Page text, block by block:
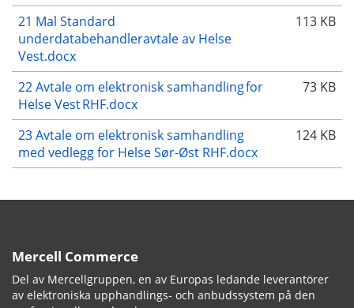
21 Mal Standard
underdatabehandleravtale av Helse
Vest.docx
113 KB
22 Avtale om elektronisk samhandling for
Helse Vest RHF.docx
73 KB
23 Avtale om elektronisk samhandling
med vedlegg for Helse Sør-Øst RHF.docx
124 KB
Mercell Commerce
Del av Mercellgruppen, en av Europas ledande leverantörer
av elektroniska upphandlings- och anbudssystem på den